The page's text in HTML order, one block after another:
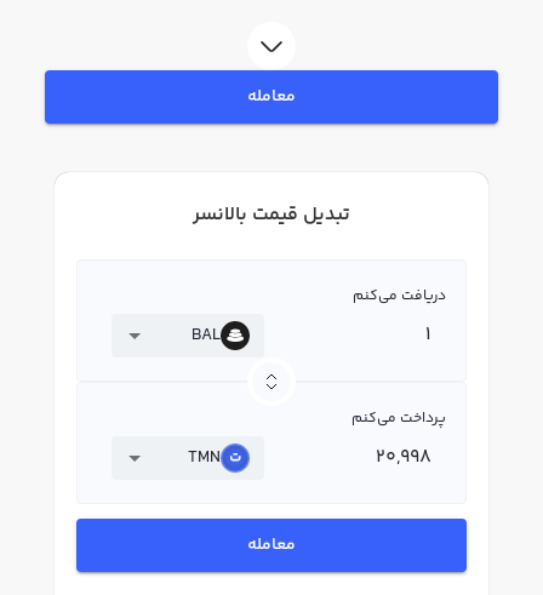
معامله
تبدیل قیمت بالانسر
دریافت می‌کنم
BAL
پرداخت می‌کنم
TMN
معامله